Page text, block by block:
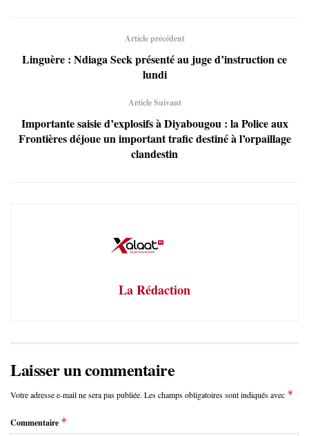
Article précédent
Linguère : Ndiaga Seck présenté au juge d’instruction ce
lundi
Article Suivant
Importante saisie d’explosifs à Diyabougou : la Police aux
Frontières déjoue un important trafic destiné à l’orpaillage
clandestin
La Rédaction
Laisser un commentaire
Votre adresse e-mail ne sera pas publiée. Les champs obligatoires sont indiqués avec *
Commentaire *